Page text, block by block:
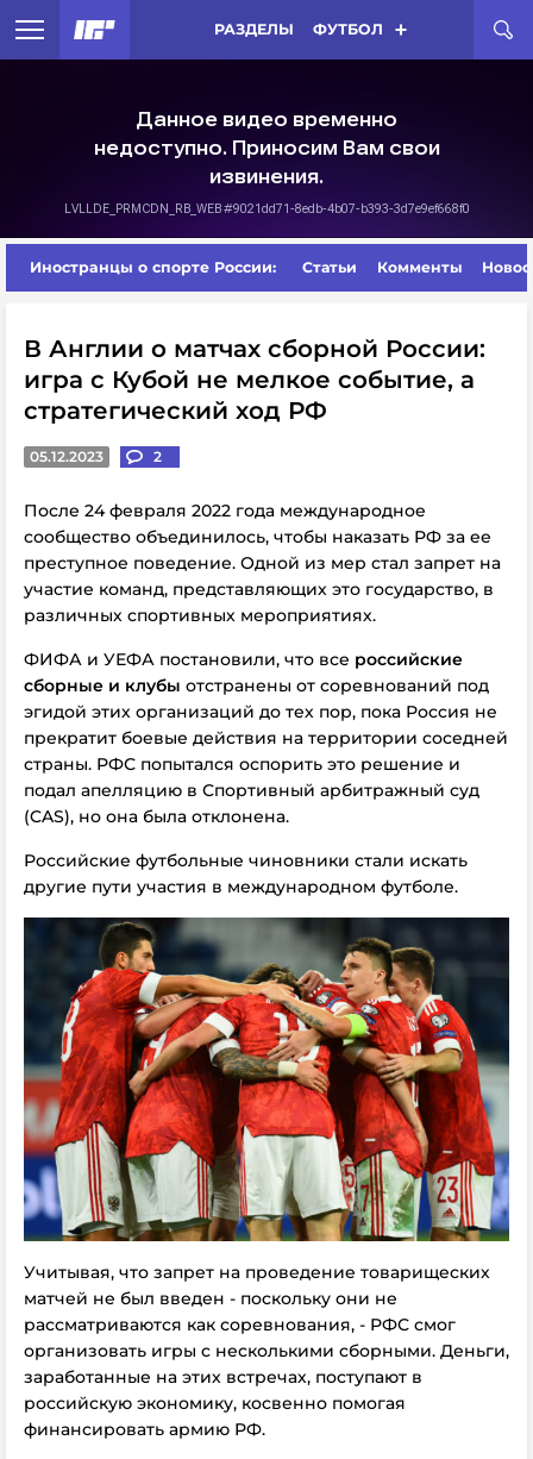
РАЗДЕЛЫ ФУТБОЛ
Иностранцы о спорте России: Статьи Комменты
В Англии о матчах сборной России:
игра с Кубой не мелкое событие, а
стратегический ход РФ
05.12.2023 2
После 24 февраля 2022 года международное
сообщество объединилось, чтобы наказать РФ за ее
преступное поведение. Одной из мер стал запрет на
участие команд, представляющих это государство, в
различных спортивных мероприятиях.
ФИФА и УЕФА постановили, что все российские
сборные и клубы отстранены от соревнований под
эгидой этих организаций до тех пор, пока Россия не
прекратит боевые действия на территории соседней
страны. РФС попытался оспорить это решение и
подал апелляцию в Спортивный арбитражный суд
(CAS), но она была отклонена.
Российские футбольные чиновники стали искать
другие пути участия в международном футболе.
Учитывая, что запрет на проведение товарищеских
матчей не был введен - поскольку они не
рассматриваются как соревнования, - РФС смог
организовать игры c несколькими сборными. Деньги,
заработанные на этих встречах, поступают в
российскую экономику, косвенно помогая
финансировать армию РФ.